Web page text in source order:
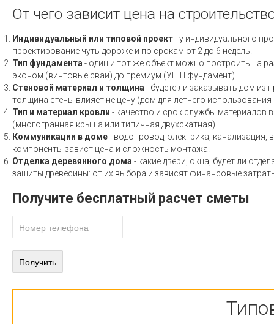
От чего зависит цена на
Индивидуальный или типовой проект- у индивидуального
проектирование чуть дороже и по срокам от 2 до 6 недель.
Тип фундамента - один и тот же объект можно построить на
эконом (винтовые сваи) до премиум (УШП фундамент).
Стеновой материал и толщина - будете ли заказывать дом из
толщина стены влияет не цену (дом для летнего
Тип и материал кровли - качество и срок службы материалов
(многогранная крыша или типичная двухскатная)
Коммуникации в доме- водопровод, электрика, канализация,
компоненты завист цена и сложность монтажа.
Отделка деревянного дома - какие двери, окна, будет ли
защиты древесины: от их выбора и зависят финансовые
Получите бесплатный расчет сметы